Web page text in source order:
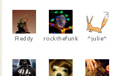
Reddy rockthefunk ^julie^